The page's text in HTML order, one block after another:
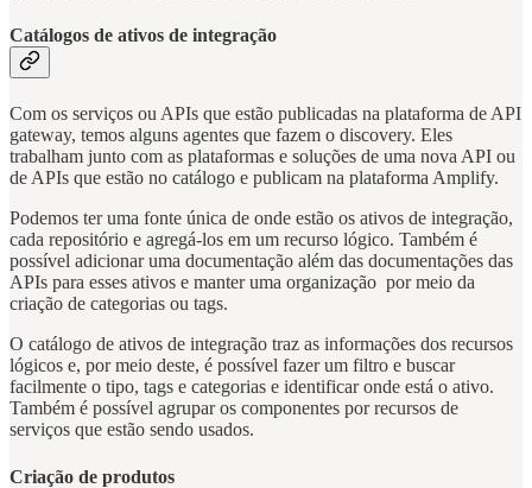
Catálogos de ativos de integração
Com os serviços ou APIs que estão publicadas na plataforma de API
gateway, temos alguns agentes que fazem o discovery. Eles
trabalham junto com as plataformas e soluções de uma nova API ou
de APIs que estão no catálogo e publicam na plataforma Amplify.
Podemos ter uma fonte única de onde estão os ativos de integração,
cada repositório e agregá-los em um recurso lógico. Também é
possível adicionar uma documentação além das documentações das
APIs para esses ativos e manter uma organização por meio da
criação de categorias ou tags.
O catálogo de ativos de integração traz as informações dos recursos
lógicos e, por meio deste, é possível fazer um filtro e buscar
facilmente o tipo, tags e categorias e identificar onde está o ativo.
Também é possível agrupar os componentes por recursos de
serviços que estão sendo usados.
Criação de produtos